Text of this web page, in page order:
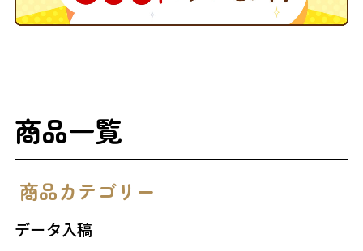
商品一覧
商品カテゴリー
データ入稿